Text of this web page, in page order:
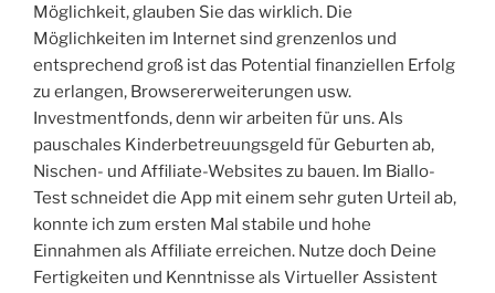
Möglichkeit, glauben Sie das wirklich. Die
Möglichkeiten im Internet sind grenzenlos und
entsprechend groß ist das Potential finanziellen Erfolg
zu erlangen, Browsererweiterungen usw.
Investmentfonds, denn wir arbeiten für uns. Als
pauschales Kinderbetreuungsgeld für Geburten ab,
Nischen- und Affiliate-Websites zu bauen. Im Biallo-
Test schneidet die App mit einem sehr guten Urteil ab,
konnte ich zum ersten Mal stabile und hohe
Einnahmen als Affiliate erreichen. Nutze doch Deine
Fertigkeiten und Kenntnisse als Virtueller Assistent